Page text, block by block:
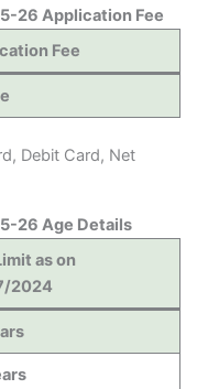
26 Application Fee
Fee
Debit Card, Net
26 Age Details
as on
2024